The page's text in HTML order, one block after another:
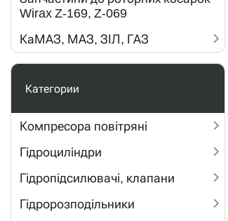
Wirax Z-169, Z-069
КаМАЗ, МАЗ, ЗІЛ, ГАЗ
Категории
Компресора повітряні
Гідроциліндри
Гідропідсилювачі, клапани
Гідророзподільники